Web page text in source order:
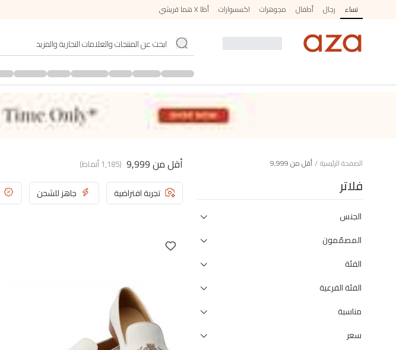
نساء رجال أطفال مجوهرات اكسسوارات أظا X هما قريشي
الصفحة الرئيسية/أقل من 9,999
فلاتر
الجنس
المصمّمون
الفئة
الفئة الفرعية
مناسبة
سعر
أقل من 9,999 (
1,185أنماط)
تجربة افتراضية جاهز للشحن